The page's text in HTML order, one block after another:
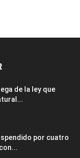
de la ley que
por cuatro